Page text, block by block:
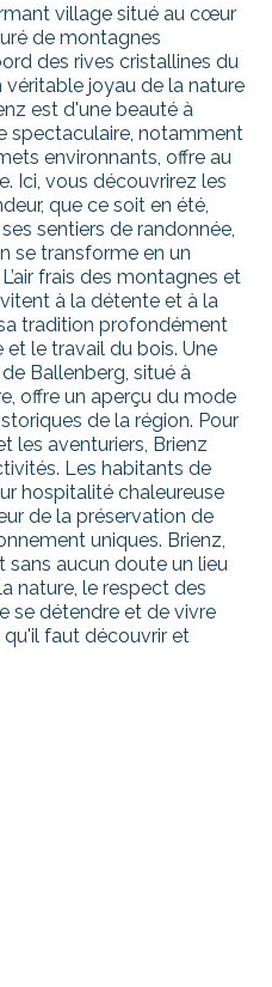
village situé au cœur
de montagnes
des rives cristallines du
véritable joyau de la nature
est d'une beauté à
spectaculaire, notamment
environnants, offre au
Ici, vous découvrirez les
que ce soit en été,
sentiers de randonnée,
se transforme en un
frais des montagnes et
à la détente et à la
tradition profondément
le travail du bois. Une
Ballenberg, situé à
offre un aperçu du mode
de la région. Pour
les aventuriers, Brienz
Les habitants de
hospitalité chaleureuse
de la préservation de
uniques. Brienz,
sans aucun doute un lieu
nature, le respect des
se détendre et de vivre
qu'il faut découvrir et